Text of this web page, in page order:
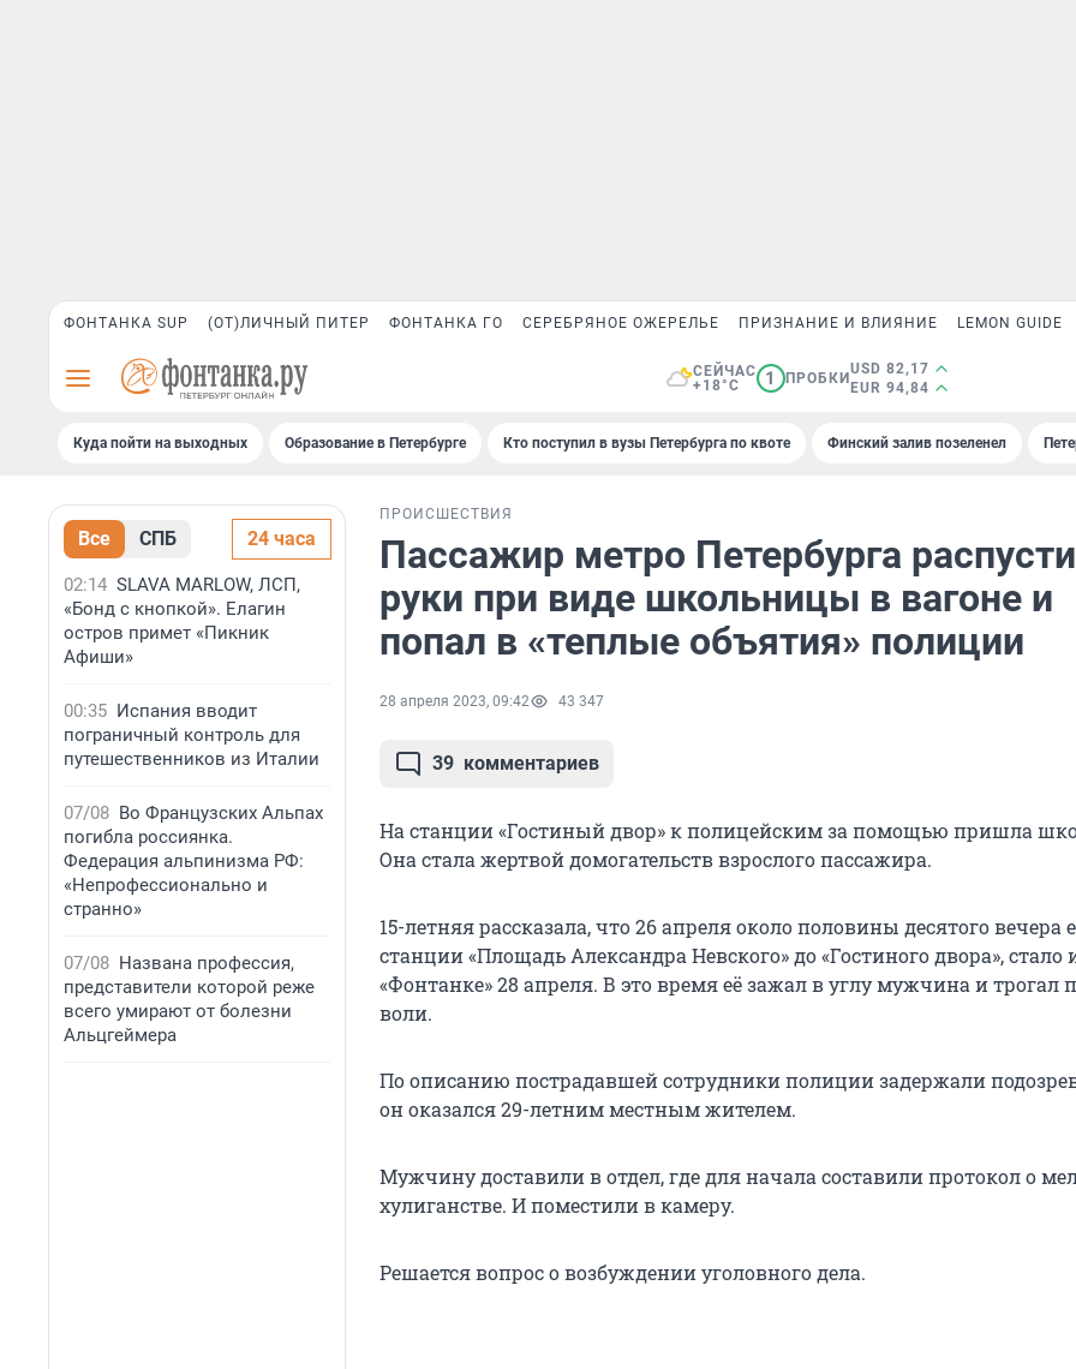
ФОНТАНКА SUP (ОТ)ЛИЧНЫЙ ПИТЕР ФОНТАНКА ГО СЕРЕБРЯНОЕ ОЖЕРЕЛЬЕ ПРИЗНАНИЕ И ВЛИЯНИЕ LEMON GUIDE
СЕЙЧАС
+18°C
1 ПРОБКИ
USD 82,17
EUR 94,84
Куда пойти на выходных Образование в Петербурге Кто поступил в вузы Петербурга по квоте Финский залив позеленел
Все СПБ 24 часа
02:14 SLAVA MARLOW, ЛСП,
«Бонд с кнопкой». Елагин
остров примет «Пикник
Афиши»
00:35 Испания вводит
пограничный контроль для
путешественников из Италии
07/08 Во Французских Альпах
погибла россиянка.
Федерация альпинизма РФ:
«Непрофессионально и
странно»
07/08 Названа профессия,
представители которой реже
всего умирают от болезни
Альцгеймера
ПРОИСШЕСТВИЯ
Пассажир метро Петербурга
руки при виде школьницы в вагоне и
попал в «теплые объятия» полиции
28 апреля 2023, 09:42 43 347
39 комментариев
На станции «Гостиный двор» к полицейским за помощью пришла
Она стала жертвой домогательств взрослого пассажира.
15-летняя рассказала, что 26 апреля около половины десятого вечера
станции «Площадь Александра Невского» до «Гостиного двора», стало
«Фонтанке» 28 апреля. В это время её зажал в углу мужчина и трогал
воли.
По описанию пострадавшей сотрудники полиции задержали
он оказался 29-летним местным жителем.
Мужчину доставили в отдел, где для начала составили протокол о
хулиганстве. И поместили в камеру.
Решается вопрос о возбуждении уголовного дела.